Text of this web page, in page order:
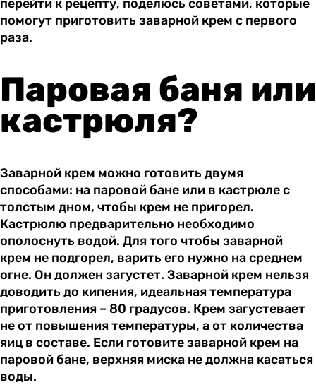
перейти к рецепту, поделюсь советами, которые
помогут приготовить заварной крем с первого
раза.
Паровая баня или
кастрюля?
Заварной крем можно готовить двумя
способами: на паровой бане или в кастрюле с
толстым дном, чтобы крем не пригорел.
Кастрюлю предварительно необходимо
ополоснуть водой. Для того чтобы заварной
крем не подгорел, варить его нужно на среднем
огне. Он должен загустет. Заварной крем нельзя
доводить до кипения, идеальная температура
приготовления – 80 градусов. Крем загустевает
не от повышения температуры, а от количества
яиц в составе. Если готовите заварной крем на
паровой бане, верхняя миска не должна касаться
воды.